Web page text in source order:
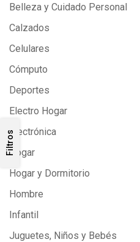
Belleza y Cuidado Personal
Calzados
Celulares
Cómputo
Deportes
Electro Hogar
Electrónica
Hogar
Hogar y Dormitorio
Hombre
Infantil
Juguetes, Niños y Bebés
Filtros